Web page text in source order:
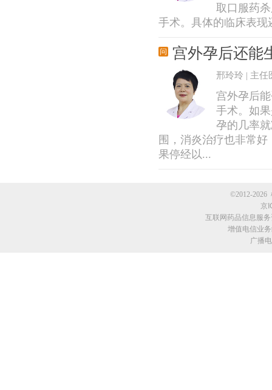
取口服药
手术。具体的临床表现
宫外孕后还能
邢玲玲 | 主任
宫外孕后
手术。如
孕的几率
围，消炎治疗也非常
果停经以...
©2012-2026
京
互联网药品信息服
增值电信业
广播